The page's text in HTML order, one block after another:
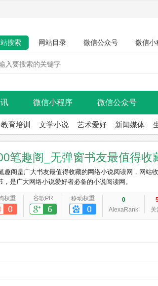
搜索 网站目录 微信公众号 微信小
微信小程序 微信公众号
教育培训 文学小说 艺术爱好 新闻媒体
笔趣阁_无弹窗书友最值得收
趣阁是广大书友最值得收藏的网络小说阅读网，网站
，是广大网络小说爱好者必备的小说阅读网。
权重 谷歌PR 移动权重
0
AlexaRank
关